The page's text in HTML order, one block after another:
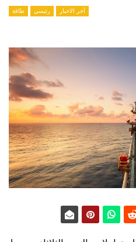
آخر الاخبار رئيسي طاقة